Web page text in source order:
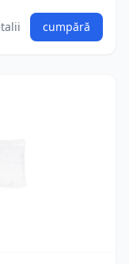
cumpără